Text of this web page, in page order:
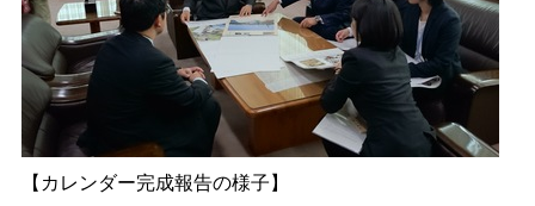
【カレンダー完成報告の様子】